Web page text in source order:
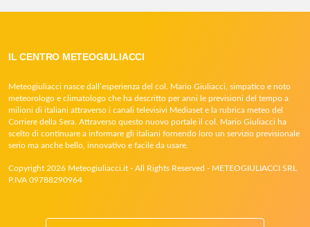
IL CENTRO METEOGIULIACCI
Meteogiuliacci nasce dall’esperienza del col. Mario Giuliacci, simpatico e noto
meteorologo e climatologo che ha descritto per anni le previsioni del tempo a
milioni di italiani attraverso i canali televisivi Mediaset e la rubrica meteo del
Corriere della Sera. Attraverso questo nuovo portale il col. Mario Giuliacci ha
scelto di continuare a informare gli italiani fornendo loro un servizio previsionale
serio ma anche bello, innovativo e facile da usare.
Copyright 2026 Meteogiuliacci.it - All Rights Reserved - METEOGIULIACCI SRL
P.IVA 09788290964